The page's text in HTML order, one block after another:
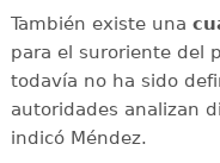
También existe una
para el suroriente del
todavía no ha sido
autoridades analizan
indicó Méndez.